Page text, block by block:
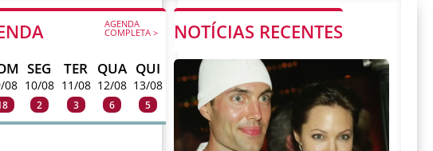
AGENDA
COMPLETA >
08
SEG
10/08
2
TER
11/08
3
QUA
12/08
6
QUI
13/08
5
NOTÍCIAS RECENTES